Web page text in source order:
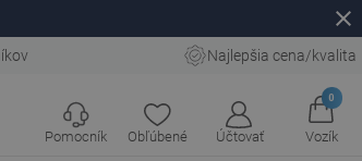
close
Najlepšia cena/kvalita
Obľúbené Účtovať
0
Vozík
Pomocník